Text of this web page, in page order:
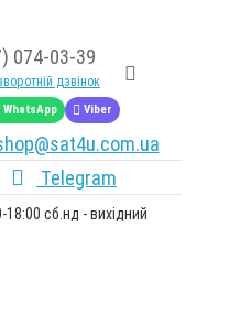
074-03-39
дзвінок
WhatsApp Viber
Telegram
18:00 сб.нд - вихідний